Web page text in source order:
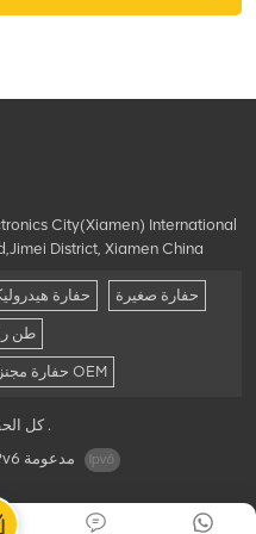
District, Xiamen China
حفارة حفارة صغيرة
2 طن
حفارة مجنزرة OEM
© Xiamen LTMG Co., Ltd. كل الحقوق محفوظة .